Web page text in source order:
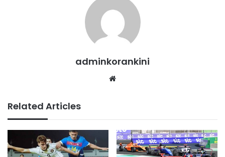
adminkorankini
Related Articles